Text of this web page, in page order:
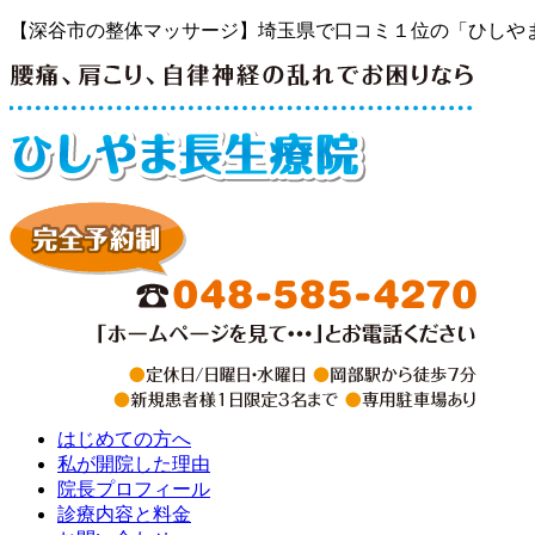
【深谷市の整体マッサージ】埼玉県で口コミ１位の「ひしや
はじめての方へ
私が開院した理由
院長プロフィール
診療内容と料金